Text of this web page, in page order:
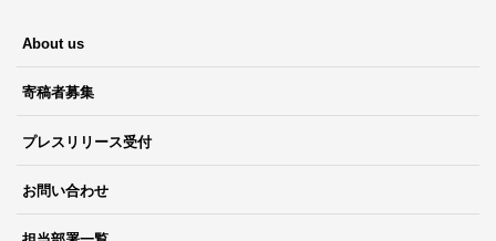
About us
寄稿者募集
プレスリリース受付
お問い合わせ